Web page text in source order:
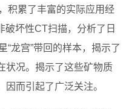
积累了丰富的实际应用经
坏性CT扫描，分析了日
“龙宫”带回的样本，揭示了
状况。揭示了这些矿物质
而引起了广泛关注。